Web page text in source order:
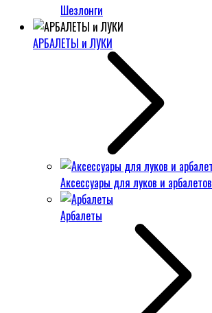
Шезлонги
АРБАЛЕТЫ и ЛУКИ
Аксессуары для луков и арбалетов
Арбалеты